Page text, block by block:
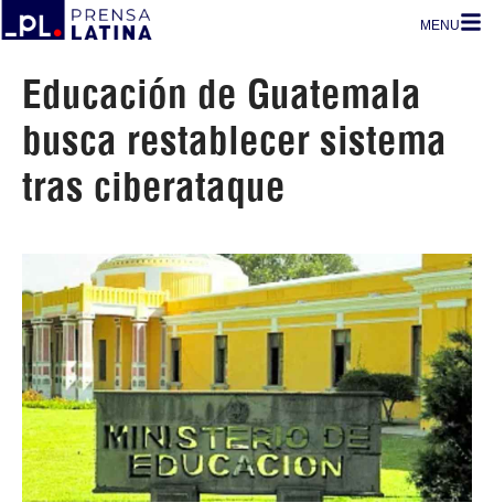
MENU
Educación de Guatemala
busca restablecer sistema
tras ciberataque